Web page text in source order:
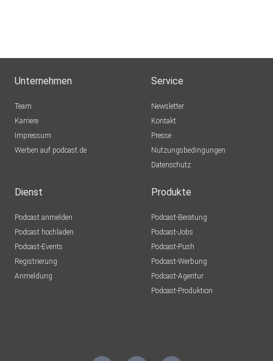
Unternehmen
Team
Karriere
Impressum
Werben auf podcast.de
Service
Newsletter
Kontakt
Presse
Nutzungsbedingungen
Datenschutz
Dienst
Podcast anmelden
Podcast hochladen
Podcast-Events
Registrierung
Anmeldung
Produkte
Podcast-Beratung
Podcast-Jobs
Podcast-Push
Podcast-Werbung
Podcast-Agentur
Podcast-Produktion